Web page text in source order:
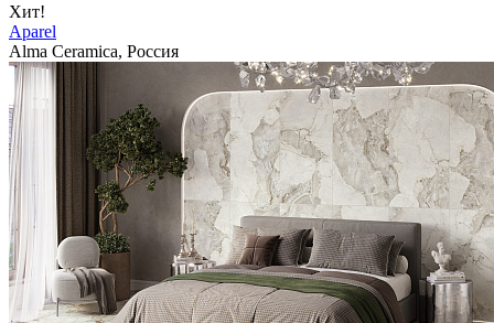
Хит!
Aparel
Alma Ceramica, Россия